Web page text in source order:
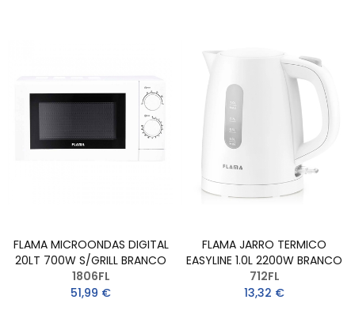
FLAMA MICROONDAS DIGITAL
20LT 700W S/GRILL BRANCO
1806FL
51,99 €
FLAMA JARRO TERMICO
EASYLINE 1.0L 2200W BRANCO
712FL
13,32 €